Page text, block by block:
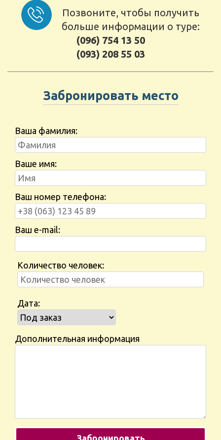
Позвоните, чтобы получить
больше информации о туре:
(096) 754 13 50
(093) 208 55 03
Забронировать место
Ваша фамилия:
Ваше имя:
Ваш номер телефона:
Ваш e-mail:
Количество человек:
Дата:
Дополнительная информация